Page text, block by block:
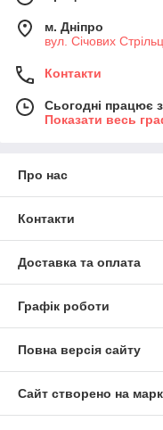
м. Дніпро
вул. Січових
Контакти
Сьогодні працює
Показати весь
Про нас
Контакти
Доставка та оплата
Графік роботи
Повна версія сайту
Сайт створено на